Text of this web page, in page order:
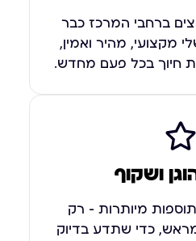
ברחבי המרכז כבר
מקצועי, מהיר ואמין,
חיוך בכל פעם מחדש.
ושקוף
מיותרות – רק
מראש, כדי שתדע בדיוק